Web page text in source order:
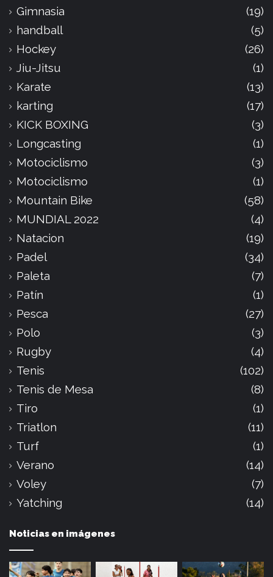
Gimnasia
(19)
handball
(5)
Hockey
(26)
Jiu-Jitsu
(1)
Karate
(13)
karting
(17)
KICK BOXING
(3)
Longcasting
(1)
Motociclismo
(3)
Motociclismo
(1)
Mountain Bike
(58)
MUNDIAL 2022
(4)
Natacion
(19)
Padel
(34)
Paleta
(7)
Patín
(1)
Pesca
(27)
Polo
(3)
Rugby
(4)
Tenis
(102)
Tenis de Mesa
(8)
Tiro
(1)
Triatlon
(11)
Turf
(1)
Verano
(14)
Voley
(7)
Yatching
(14)
Noticias en imágenes